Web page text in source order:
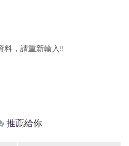
料，請重新輸入!!
推薦給你